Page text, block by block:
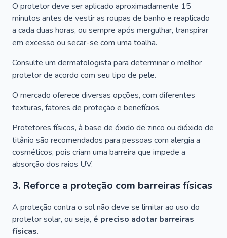
O protetor deve ser aplicado aproximadamente 15
minutos antes de vestir as roupas de banho e reaplicado
a cada duas horas, ou sempre após mergulhar, transpirar
em excesso ou secar-se com uma toalha.
Consulte um dermatologista para determinar o melhor
protetor de acordo com seu tipo de pele.
O mercado oferece diversas opções, com diferentes
texturas, fatores de proteção e benefícios.
Protetores físicos, à base de óxido de zinco ou dióxido de
titânio são recomendados para pessoas com alergia a
cosméticos, pois criam uma barreira que impede a
absorção dos raios UV.
3. Reforce a proteção com barreiras físicas
A proteção contra o sol não deve se limitar ao uso do
protetor solar, ou seja, é preciso adotar barreiras
físicas.